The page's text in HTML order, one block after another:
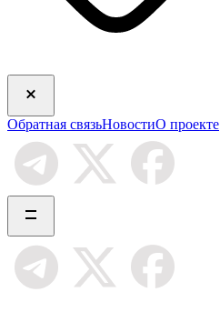
Обратная связьНовостиО проекте